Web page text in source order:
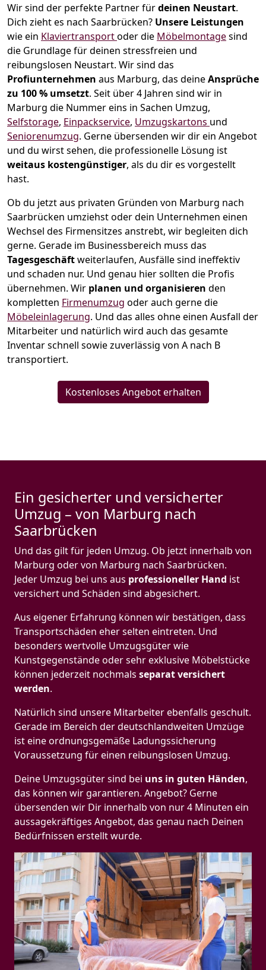
Wir sind der perfekte Partner fürdeinen Neustart.
Dich zieht es nach Saarbrücken? Unsere Leistungen
wie ein Klaviertransportoder die Möbelmontagesind
die Grundlage für deinen stressfreien und
reibungslosen Neustart. Wir sind das
Profiunternehmen aus Marburg, das deineAnsprüche
zu 100 % umsetzt. Seit über 4 Jahren sind wir in
Marburg die Nummer eins in Sachen Umzug,
Selfstorage, Einpackservice, Umzugskartons und
Seniorenumzug. Gerne übersenden wir dir ein Angebot
und du wirst sehen, die professionelle Lösung ist
weitaus kostengünstiger, als du dir es vorgestellt
hast.
Ob du jetzt aus privaten Gründen von Marburg nach
Saarbrücken umziehst oder dein Unternehmen einen
Wechsel des Firmensitzes anstrebt, wir begleiten dich
gerne. Gerade im Businessbereich muss das
Tagesgeschäftweiterlaufen, Ausfälle sind ineffektiv
und schaden nur. Und genau hier sollten die Profis
übernehmen. Wir planen und organisieren den
kompletten Firmenumzug oder auch gerne die
Möbeleinlagerung. Und das alles ohne einen Ausfall der
Mitarbeiter und natürlich wird auch das gesamte
Inventar schnell sowie zuverlässig von A nach B
transportiert.
Kostenloses Angebot erhalten
Ein gesicherter und versicherter
Umzug – von Marburg nach
Saarbrücken
Und das gilt für jeden Umzug. Ob jetzt innerhalb von
Marburg oder von Marburg nach Saarbrücken.
Jeder Umzug bei uns aus professioneller Hand ist
versichert und Schäden sind abgesichert.
Aus eigener Erfahrung können wir bestätigen, dass
Transportschäden eher selten eintreten. Und
besonders wertvolle Umzugsgüter wie
Kunstgegenstände oder sehr exklusive Möbelstücke
können jederzeit nochmals separat versichert
werden.
Natürlich sind unsere Mitarbeiter ebenfalls geschult.
Gerade im Bereich der deutschlandweiten Umzüge
ist eine ordnungsgemäße Ladungssicherung
Voraussetzung für einen reibungslosen Umzug.
Deine Umzugsgüter sind bei uns in guten Händen,
das können wir garantieren. Angebot? Gerne
übersenden wir Dir innerhalb von nur 4 Minuten ein
aussagekräftiges Angebot, das genau nach Deinen
Bedürfnissen erstellt wurde.